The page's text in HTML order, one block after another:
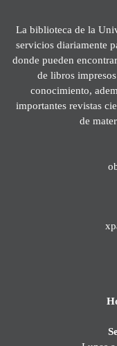
La biblioteca de la
servicios diariamente
donde pueden
de libros
conocimiento,
importantes revistas
de